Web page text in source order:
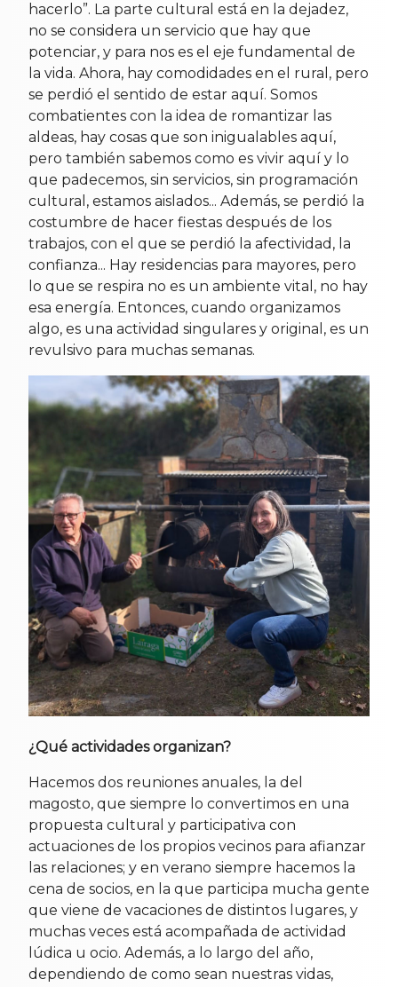
hacerlo”. La parte cultural está en la dejadez,
no se considera un servicio que hay que
potenciar, y para nos es el eje fundamental de
la vida. Ahora, hay comodidades en el rural, pero
se perdió el sentido de estar aquí. Somos
combatientes con la idea de romantizar las
aldeas, hay cosas que son inigualables aquí,
pero también sabemos como es vivir aquí y lo
que padecemos, sin servicios, sin programación
cultural, estamos aislados... Además, se perdió la
costumbre de hacer fiestas después de los
trabajos, con el que se perdió la afectividad, la
confianza... Hay residencias para mayores, pero
lo que se respira no es un ambiente vital, no hay
esa energía. Entonces, cuando organizamos
algo, es una actividad singulares y original, es un
revulsivo para muchas semanas.
¿Qué actividades organizan?
Hacemos dos reuniones anuales, la del
magosto, que siempre lo convertimos en una
propuesta cultural y participativa con
actuaciones de los propios vecinos para afianzar
las relaciones; y en verano siempre hacemos la
cena de socios, en la que participa mucha gente
que viene de vacaciones de distintos lugares, y
muchas veces está acompañada de actividad
lúdica u ocio. Además, a lo largo del año,
dependiendo de como sean nuestras vidas,